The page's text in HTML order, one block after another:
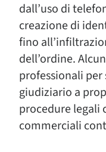
dall’uso di
creazione di
fino
dell’ordine.
professionali
giudiziario a
procedure legali
commerciali